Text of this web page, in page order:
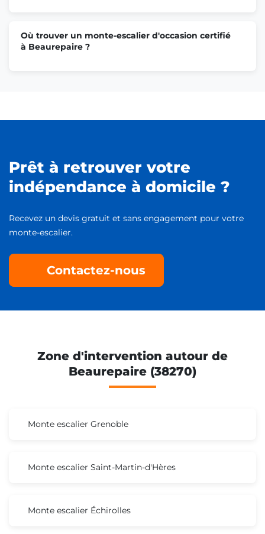
Où trouver un monte-escalier d'occasion certifié
à Beaurepaire ?
Prêt à retrouver votre
indépendance à domicile ?
Recevez un devis gratuit et sans engagement pour votre
monte-escalier.
Contactez-nous
Zone d'intervention autour de
Beaurepaire (38270)
Monte escalier Grenoble
Monte escalier Saint-Martin-d'Hères
Monte escalier Échirolles